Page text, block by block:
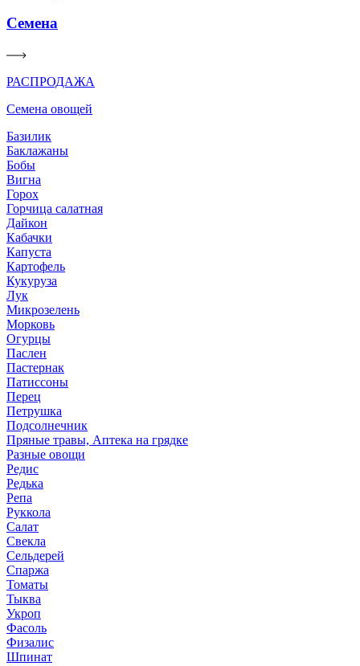
Семена
РАСПРОДАЖА
Семена овощей
Базилик
Баклажаны
Бобы
Вигна
Горох
Горчица салатная
Дайкон
Кабачки
Капуста
Картофель
Кукуруза
Лук
Микрозелень
Морковь
Огурцы
Паслен
Пастернак
Патиссоны
Перец
Петрушка
Подсолнечник
Пряные травы, Аптека на грядке
Разные овощи
Редис
Редька
Репа
Руккола
Салат
Свекла
Сельдерей
Спаржа
Томаты
Тыква
Укроп
Фасоль
Физалис
Шпинат